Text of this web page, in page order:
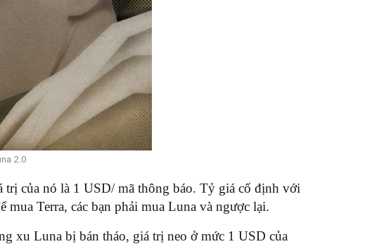
2.0
trị của nó là 1 USD/ mã thông báo. Tỷ giá cố định với
Terra, các bạn phải mua Luna và ngược lại.
xu Luna bị bán tháo, giá trị neo ở mức 1 USD của